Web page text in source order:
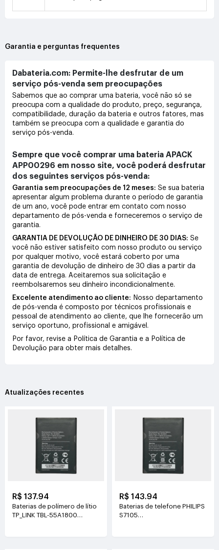
Garantia e perguntas frequentes
Dabateria.com: Permite-lhe desfrutar de um
serviço pós-venda sem preocupações
Sabemos que ao comprar uma bateria, você não só se
preocupa com a qualidade do produto, preço, segurança,
compatibilidade, duração da bateria e outros fatores, mas
também se preocupa com a qualidade e garantia do
serviço pós-venda.
Sempre que você comprar uma bateria APACK
APP00296 em nosso site, você poderá desfrutar
dos seguintes serviços pós-venda:
Garantia sem preocupações de 12 meses: Se sua bateria
apresentar algum problema durante o período de garantia
de um ano, você pode entrar em contato com nosso
departamento de pós-venda e forneceremos o serviço de
garantia.
GARANTIA DE DEVOLUÇÃO DE DINHEIRO DE 30 DIAS: Se
você não estiver satisfeito com nosso produto ou serviço
por qualquer motivo, você estará coberto por uma
garantia de devolução de dinheiro de 30 dias a partir da
data de entrega. Aceitaremos sua solicitação e
reembolsaremos seu dinheiro incondicionalmente.
Excelente atendimento ao cliente: Nosso departamento
de pós-venda é composto por técnicos profissionais e
pessoal de atendimento ao cliente, que lhe fornecerão um
serviço oportuno, profissional e amigável.
Por favor, revise a Política de Garantia e a Política de
Devolução para obter mais detalhes.
Atualizações recentes
R$ 137.94
Baterias de polímero de lítio
TP_LINK TBL-55A1800
R$ 143.94
Baterias de telefone PHILIPS
S7105